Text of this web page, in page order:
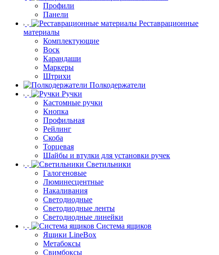
Профили
Панели
Реставрационные
материалы
Комплектующие
Воск
Карандаши
Маркеры
Штрихи
Полкодержатели
Ручки
Кастомные ручки
Кнопка
Профильная
Рейлинг
Скоба
Торцевая
Шайбы и втулки для установки ручек
Светильники
Галогеновые
Люминесцентные
Накаливания
Светодиодные
Светодиодные ленты
Светодиодные линейки
Система ящиков
Ящики LineBox
Метабоксы
Свимбоксы